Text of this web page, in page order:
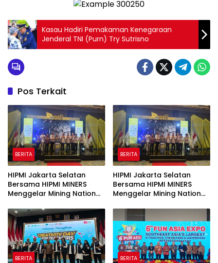
Kasau Hadiri Pemakaman Kenegaraan
Jenderal TNI (Purn) Try Sutrisno
Pos Terkait
BERITA
HIPMI Jakarta Selatan
Bersama HIPMI MINERS
Menggelar Mining Nation
Indah Golf Jakarta
BERITA
HIPMI Jakarta Selatan
Bersama HIPMI MINERS
Menggelar Mining Nation
Indah Golf Jakarta
BERITA BERITA